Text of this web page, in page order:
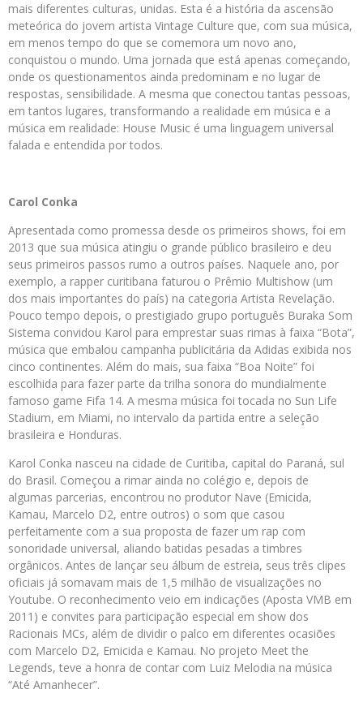
mais diferentes culturas, unidas. Esta é a história da ascensão
meteórica do jovem artista Vintage Culture que, com sua música,
em menos tempo do que se comemora um novo ano,
conquistou o mundo. Uma jornada que está apenas começando,
onde os questionamentos ainda predominam e no lugar de
respostas, sensibilidade. A mesma que conectou tantas pessoas,
em tantos lugares, transformando a realidade em música e a
música em realidade: House Music é uma linguagem universal
falada e entendida por todos.
Carol Conka
Apresentada como promessa desde os primeiros shows, foi em
2013 que sua música atingiu o grande público brasileiro e deu
seus primeiros passos rumo a outros países. Naquele ano, por
exemplo, a rapper curitibana faturou o Prêmio Multishow (um
dos mais importantes do país) na categoria Artista Revelação.
Pouco tempo depois, o prestigiado grupo português Buraka Som
Sistema convidou Karol para emprestar suas rimas à faixa “Bota”,
música que embalou campanha publicitária da Adidas exibida nos
cinco continentes. Além do mais, sua faixa “Boa Noite” foi
escolhida para fazer parte da trilha sonora do mundialmente
famoso game Fifa 14. A mesma música foi tocada no Sun Life
Stadium, em Miami, no intervalo da partida entre a seleção
brasileira e Honduras.
Karol Conka nasceu na cidade de Curitiba, capital do Paraná, sul
do Brasil. Começou a rimar ainda no colégio e, depois de
algumas parcerias, encontrou no produtor Nave (Emicida,
Kamau, Marcelo D2, entre outros) o som que casou
perfeitamente com a sua proposta de fazer um rap com
sonoridade universal, aliando batidas pesadas a timbres
orgânicos. Antes de lançar seu álbum de estreia, seus três clipes
oficiais já somavam mais de 1,5 milhão de visualizações no
Youtube. O reconhecimento veio em indicações (Aposta VMB em
2011) e convites para participação especial em show dos
Racionais MCs, além de dividir o palco em diferentes ocasiões
com Marcelo D2, Emicida e Kamau. No projeto Meet the
Legends, teve a honra de contar com Luiz Melodia na música
“Até Amanhecer”.